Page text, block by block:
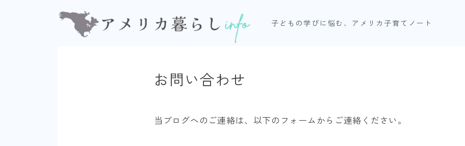
子どもの学びに悩む、アメリカ子育てノート
お問い合わせ
当ブログへのご連絡は、以下のフォームからご連絡ください。